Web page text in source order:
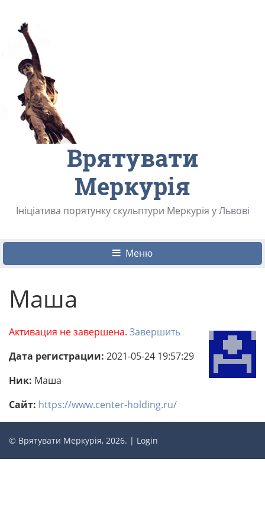
Врятувати
Меркурія
Ініціатива порятунку скульптури Меркурія у Львові
Меню
Маша
Активация не завершена. Завершить
Дата регистрации: 2021-05-24 19:57:29
Ник: Маша
Сайт: https://www.center-holding.ru/
© Врятувати Меркурія, 2026. | Login